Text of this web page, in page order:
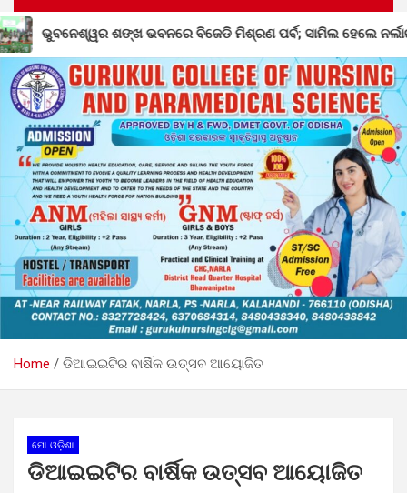
ମିଶ୍ରଣ ପର୍ବ; ସାମିଲ ହେଲେ ନର୍ଲାର ୩୦୦ରୁ ଉର୍ଦ୍ଧ୍ୱ କର୍ମୀ
Home ଡିଆଇଇଟିର ବାର୍ଷିକ ଉତ୍ସବ ଆୟୋଜିତ
ମୋ ଓଡ଼ିଶା
ଡିଆଇଇଟିର ବାର୍ଷିକ ଉତ୍ସବ ଆୟୋଜିତ